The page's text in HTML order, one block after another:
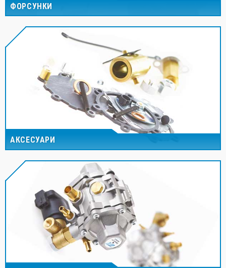
ФОРСУНКИ
АКСЕСУАРИ